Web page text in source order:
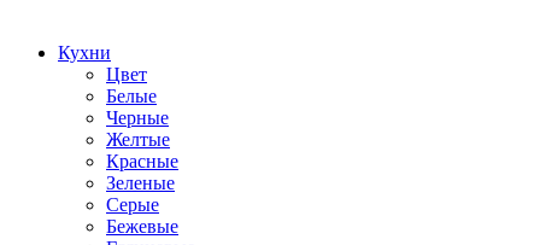
Кухни
Цвет
Белые
Черные
Желтые
Красные
Зеленые
Серые
Бежевые